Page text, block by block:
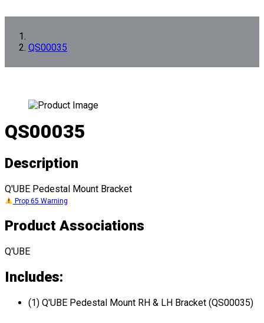
QS00035
QS00035
Description
Q'UBE Pedestal Mount Bracket
Prop 65 Warning
Product Associations
Q'UBE
Includes:
(1) Q'UBE Pedestal Mount RH & LH Bracket (QS00035)